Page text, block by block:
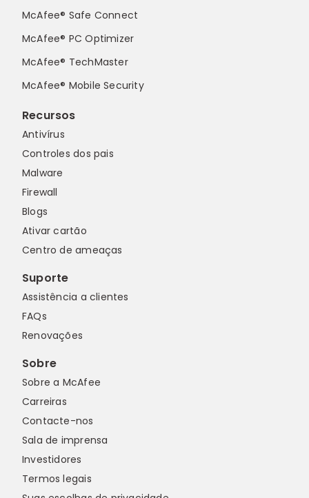
McAfee® Safe Connect
McAfee® PC Optimizer
McAfee® TechMaster
McAfee® Mobile Security
Recursos
Antivírus
Controles dos pais
Malware
Firewall
Blogs
Ativar cartão
Centro de ameaças
Suporte
Assistência a clientes
FAQs
Renovações
Sobre
Sobre a McAfee
Carreiras
Contacte-nos
Sala de imprensa
Investidores
Termos legais